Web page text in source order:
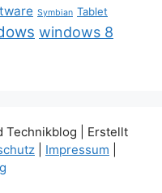
Symbian Tablet
windows 8
Technikblog | Erstellt
Impressum